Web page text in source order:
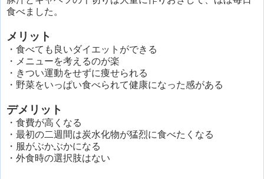
食べました。
メリット
・食べても良いダイエットができる
・メニューを考えるのが楽
・きつい運動をせずに痩せられる
・野菜をいっぱい食べられて健康になった感がある
デメリット
・食費が高くなる
・最初の二週間は炭水化物が猛烈に食べたくなる
・服がぶかぶかになる
・外食時の選択肢はない